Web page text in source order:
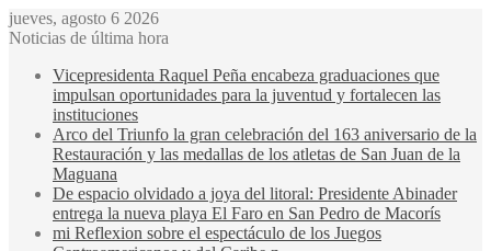
jueves, agosto 6 2026
Noticias de última hora
Vicepresidenta Raquel Peña encabeza graduaciones que
impulsan oportunidades para la juventud y fortalecen las
instituciones
Arco del Triunfo la gran celebración del 163 aniversario de la
Restauración y las medallas de los atletas de San Juan de la
Maguana
De espacio olvidado a joya del litoral: Presidente Abinader
entrega la nueva playa El Faro en San Pedro de Macorís
mi Reflexion sobre el espectáculo de los Juegos